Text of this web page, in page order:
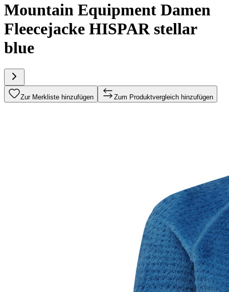
Mountain Equipment Damen
Fleecejacke HISPAR stellar
blue
Zur Merkliste hinzufügen Zum Produktvergleich hinzufügen